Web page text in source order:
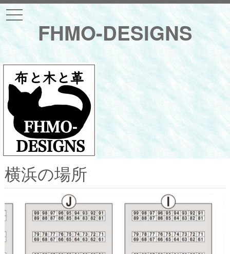
FHMO-DESIGNS
t
o
a
v
i
g
o
n
横浜の場所